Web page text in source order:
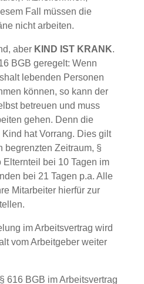
Fall müssen die
nicht arbeiten.
aber KIND IST KRANK.
BGB geregelt: Wenn
lebenden Personen
können, so kann der
betreuen und muss
gehen. Denn die
hat Vorrang. Dies gilt
begrenzten Zeitraum, §
bei 10 Tagen im
bei 21 Tagen p.a. Alle
Mitarbeiter hierfür zur
im Arbeitsvertrag wird
vom Arbeitgeber weiter
616 BGB im Arbeitsvertrag